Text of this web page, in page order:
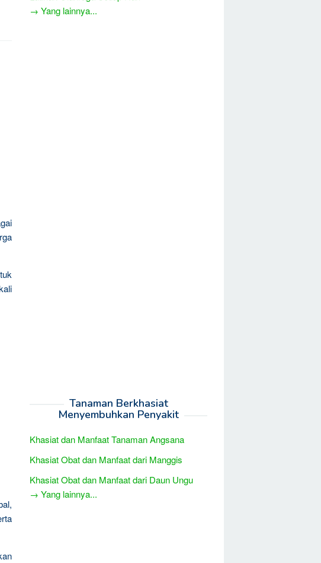
→ Yang lainnya...
Tanaman Berkhasiat
Menyembuhkan Penyakit
Khasiat dan Manfaat Tanaman Angsana
Khasiat Obat dan Manfaat dari Manggis
Khasiat Obat dan Manfaat dari Daun Ungu
→ Yang lainnya...